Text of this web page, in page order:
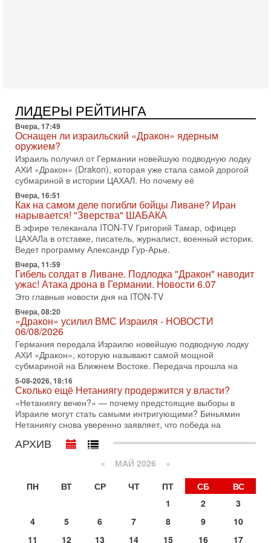
раз?
Голоса русскоязычных репатриантов не раз кардинально
меняли политический ландшафт Израиля. Достаточно
вспомнить взлет партии «Исраэль ба-алия», когда
31-07-2026, 17:00
Тайны закрытых дверей: о чём на самом деле
молчат Трамп и Нетаньяху?
Недавний визит премьер-министра Израиля Биньямина
Нетаньяху в США и его встреча с Дональдом Трампом
оставили больше вопросов, чем ответов. Полная
31-07-2026, 15:18
Иран готовит покушение на Нетаниягу! Трамп не
хочет эскалации, но КСИР готовит взрыв!
В эфире телеканала ITON-TV СЕРГЕЙ МИГДАЛЬ, эксперт
по вопросам безопасности, офицер запаса
Международного управления полиции Израиля, автор
31-07-2026, 09:02
Битва за разоружение ХАМАСа - НОВОСТИ
31/07/2026
Сегодня президент США Дональд Трамп заявил о
достижении исторического соглашения о полном
разоружении ХАМАСа и других вооруженных группировок в
Иран доведет Трампа до крайних мер? Разбор и
оценка от военного обозревателя Давида Шарпа
Ситуация вокруг противостояния Ирана и США накаляется
с каждым днем. Почему Трамп в самый последний момент
отменил решение о нанесении тяжелых ударов
30-07-2026, 16:54
Покупатель авиакомпании «Аркия» намерен
запретить полеты по субботам!
Вокруг возможной продажи авиакомпании «Аркия»
разгорается громкий конфликт.
Трамп готовит удар по Ирану - НОВОСТИ 30/07/2026
ЛИДЕРЫ РЕЙТИНГА
Вчера, 17:49
Оснащен ли израильский «Дракон» ядерным
оружием?
Израиль получил от Германии новейшую подводную лодку
АХИ «Дракон» (Drakon), которая уже стала самой дорогой
субмариной в истории ЦАХАЛ. Но почему её
Вчера, 16:51
Как на самом деле погибли бойцы Ливане? Иран
нарывается! "Зверства" ШАБАКА
В эфире телеканала ITON-TV Григорий Тамар, офицер
ЦАХАЛа в отставке, писатель, журналист, военный историк.
Ведет программу Александр Гур-Арье.
Вчера, 11:59
Гибель солдат в Ливане. Подлодка "Дракон" наводит
ужас! Атака дрона в Германии. Новости 6.07
Это главные новости дня на ITON-TV
Вчера, 08:20
«Дракон» усилил ВМС Израиля - НОВОСТИ
06/08/2026
Германия передала Израилю новейшую подводную лодку
АХИ «Дракон», которую называют самой мощной
субмариной на Ближнем Востоке. Передача прошла на
5-08-2026, 18:16
Сколько ещё Нетаниягу продержится у власти?
«Нетаниягу вечен?» — почему предстоящие выборы в
Израиле могут стать самыми интригующими? Биньямин
Нетаниягу снова уверенно заявляет, что победа на
АРХИВ
« МАЙ 2026 »
ПН
ВТ СР ЧТ ПТ СБ
ВС
1
2
3
4
5 6 7 8 9
10
11
12 13 14 15 16
17